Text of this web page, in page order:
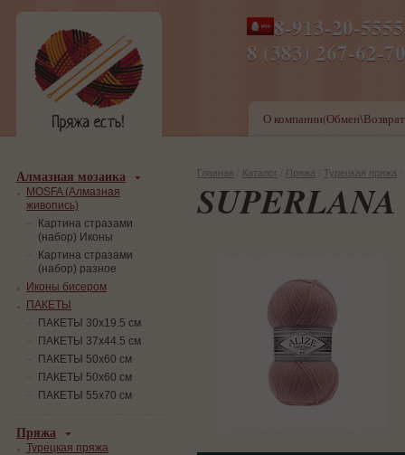
8-913-20-
8 (383) 267-
ПН-ПТ 8-17,СБ-ВС 9-
О
Главная Каталог Пряжа Турецкая пряжа
Алмазная мозаика
MOSFA (Алмазная
живопись)
Картина стразами
(набор) Иконы
Картина стразами
(набор) разное
Иконы бисером
ПАКЕТЫ
ПАКЕТЫ 30х19.5 см
ПАКЕТЫ 37х44.5 см
ПАКЕТЫ 50х60 см
ПАКЕТЫ 50х60 см
ПАКЕТЫ 55х70 см
Пряжа
Турецкая пряжа